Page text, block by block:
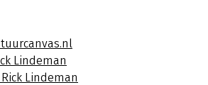
Lindeman
Lindeman